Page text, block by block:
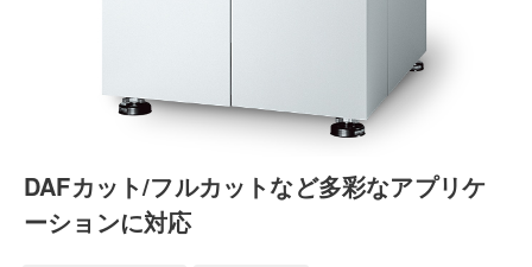
DAFカット/フルカットなど多彩なアプリケ
ーションに対応